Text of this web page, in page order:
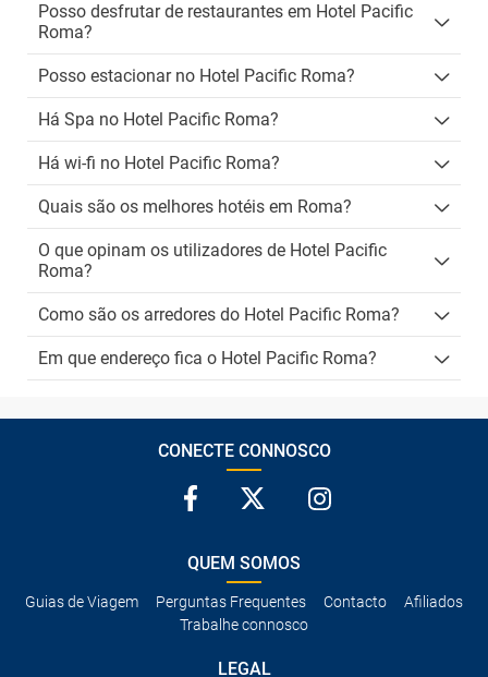
Posso desfrutar de restaurantes em Hotel Pacific
Roma?
Posso estacionar no Hotel Pacific Roma?
Há Spa no Hotel Pacific Roma?
Há wi-fi no Hotel Pacific Roma?
Quais são os melhores hotéis em Roma?
O que opinam os utilizadores de Hotel Pacific
Roma?
Como são os arredores do Hotel Pacific Roma?
Em que endereço fica o Hotel Pacific Roma?
CONECTE CONNOSCO
QUEM SOMOS
Guias de Viagem Perguntas Frequentes Contacto
Afiliados
Trabalhe connosco
LEGAL